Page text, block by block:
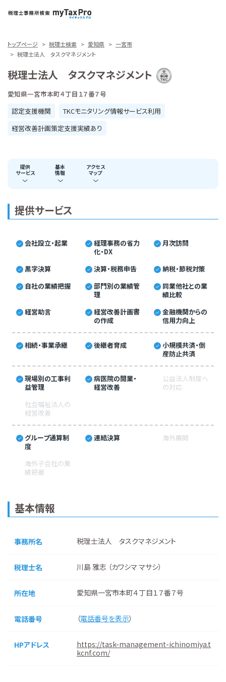
トップページ 税理士検索 愛知県
一宮市
税理士法人 タスクマネジメント
税理士法人 タスクマネジメント
愛知県一宮市本町４丁目１７番７号
認定支援機関
TKCモニタリング情報サービス利用
経営改善計画策定支援実績あり
提供
サービス
基本
情報
アクセス
マップ
提供サービス
会社設立・起業
経理事務の省力
化・DX
月次訪問
黒字決算 決算・税務申告
納税・節税対策
自社の業績把握
部門別の業績管
理
同業他社との業
績比較
経営助言
経営改善計画書
の作成
金融機関からの
信用力向上
相続・事業承継 後継者育成
小規模共済・倒
産防止共済
現場別の工事利
益管理
病医院の開業・
経営改善
公益法人制度へ
の対応
社会福祉法人の
経営改善
グループ通算制
度
連結決算 海外展開
海外子会社の業
績把握
基本情報
事務所名 税理士法人 タスクマネジメント
税理士名 川島 雅志 （カワシマ マサシ）
所在地 愛知県一宮市本町４丁目１７番７号
電話番号 （電話番号を表示）
HPアドレス
https://task-management-ichinomiya.t
kcnf.com/